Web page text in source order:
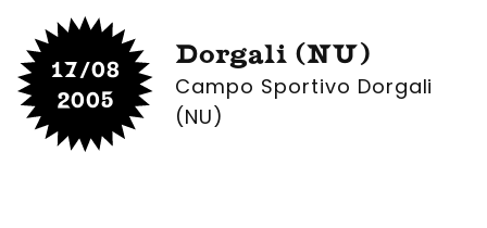
17/08
2005
Dorgali (NU)
Campo Sportivo Dorgali
(NU)